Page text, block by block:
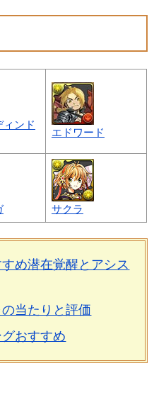
ィンド
エドワード
サクラ
め潜在覚醒とアシス
当たりと評価
おすすめ